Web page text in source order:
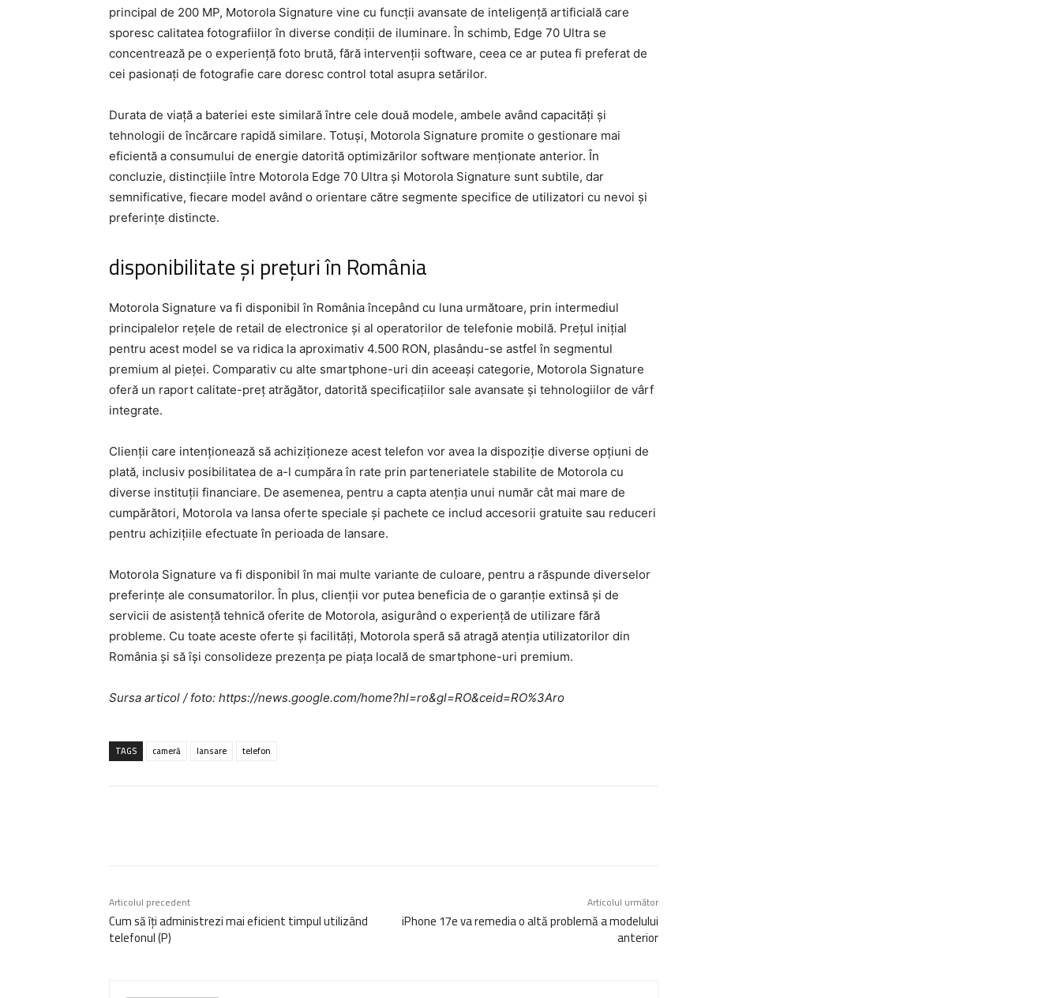
principal de 200 MP, Motorola Signature vine cu funcții avansate de inteligență artificială care
sporesc calitatea fotografiilor în diverse condiții de iluminare. În schimb, Edge 70 Ultra se
concentrează pe o experiență foto brută, fără intervenții software, ceea ce ar putea fi preferat de
cei pasionați de fotografie care doresc control total asupra setărilor.
Durata de viață a bateriei este similară între cele două modele, ambele având capacități și
tehnologii de încărcare rapidă similare. Totuși, Motorola Signature promite o gestionare mai
eficientă a consumului de energie datorită optimizărilor software menționate anterior. În
concluzie, distincțiile între Motorola Edge 70 Ultra și Motorola Signature sunt subtile, dar
semnificative, fiecare model având o orientare către segmente specifice de utilizatori cu nevoi și
preferințe distincte.
disponibilitate și prețuri în România
Motorola Signature va fi disponibil în România începând cu luna următoare, prin intermediul
principalelor rețele de retail de electronice și al operatorilor de telefonie mobilă. Prețul inițial
pentru acest model se va ridica la aproximativ 4.500 RON, plasându-se astfel în segmentul
premium al pieței. Comparativ cu alte smartphone-uri din aceeași categorie, Motorola Signature
oferă un raport calitate-preț atrăgător, datorită specificațiilor sale avansate și tehnologiilor de vârf
integrate.
Clienții care intenționează să achiziționeze acest telefon vor avea la dispoziție diverse opțiuni de
plată, inclusiv posibilitatea de a-l cumpăra în rate prin parteneriatele stabilite de Motorola cu
diverse instituții financiare. De asemenea, pentru a capta atenția unui număr cât mai mare de
cumpărători, Motorola va lansa oferte speciale și pachete ce includ accesorii gratuite sau reduceri
pentru achizițiile efectuate în perioada de lansare.
Motorola Signature va fi disponibil în mai multe variante de culoare, pentru a răspunde diverselor
preferințe ale consumatorilor. În plus, clienții vor putea beneficia de o garanție extinsă și de
servicii de asistență tehnică oferite de Motorola, asigurând o experiență de utilizare fără
probleme. Cu toate aceste oferte și facilități, Motorola speră să atragă atenția utilizatorilor din
România și să își consolideze prezența pe piața locală de smartphone-uri premium.
Sursa articol / foto: https://news.google.com/home?hl=ro&gl=RO&ceid=RO%3Aro
TAGS cameră lansare telefon
Articolul precedent
Cum să îți administrezi mai eficient timpul utilizând
telefonul (P)
Articolul următor
iPhone 17e va remedia o altă problemă a modelului
anterior